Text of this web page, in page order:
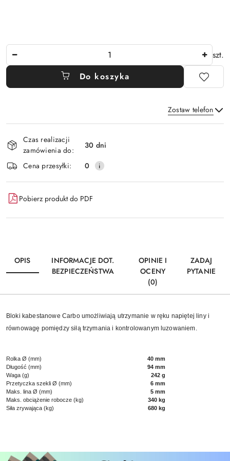
szt.
Do koszyka
Zostaw telefon
i
dostawa
Czas realizacji
zamówienia do:
30 dni
Cena przesyłki:
0
Pobierz produkt do PDF
OPIS
INFORMACJE DOT.
BEZPIECZEŃSTWA
OPINIE I
OCENY
(0)
ZADAJ
PYTANIE
Bloki kabestanowe Carbo umożliwiają utrzymanie w ręku napiętej liny i
równowagę pomiędzy siłą trzymania i kontrolowanym luzowaniem.
Rolka Ø (mm)
40 mm
Długość (mm)
94 mm
Waga (g)
242 g
Przetyczka szekli Ø (mm)
6 mm
Maks. lina Ø (mm)
5 mm
Maks. obciążenie robocze (kg)
340 kg
Siła zrywająca (kg)
680 kg